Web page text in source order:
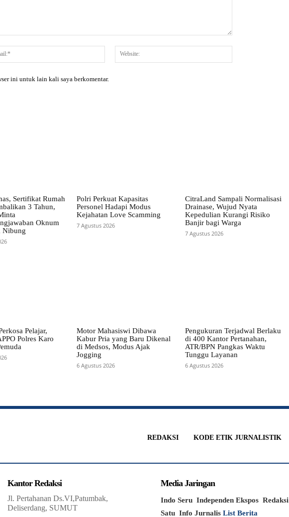
Email:*
ini untuk lain kali saya berkomentar.
Sertifikat Rumah
3 Tahun,
Oknum
Nibung
Polri Perkuat Kapasitas
Personel Hadapi Modus
Kejahatan Love Scamming
7 Agustus 2026
CitraLand Sampali Normalisasi
Drainase, Wujud Nyata
Kepedulian Kurangi Risiko
Banjir bagi Warga
7 Agustus 2026
Pelajar,
Polres Karo
Motor Mahasiswi Dibawa
Kabur Pria yang Baru Dikenal
di Medsos, Modus Ajak
Jogging
6 Agustus 2026
Pengukuran Terjadwal Berlaku
di 400 Kantor Pertanahan,
ATR/BPN Pangkas Waktu
Tunggu Layanan
6 Agustus 2026
REDAKSI KODE ETIK JURNALISTIK
Kantor Redaksi
Jl. Pertahanan Ds.VI,Patumbak,
Deliserdang, SUMUT
Media Jaringan
Indo Seru Independen Ekspos Redaksi
Satu Info Jurnalis List Berita